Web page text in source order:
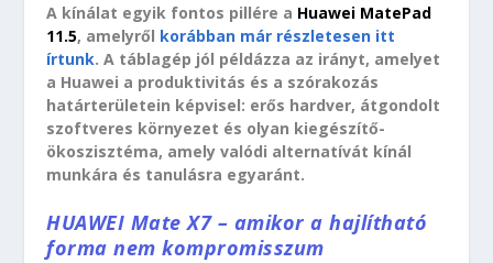
A kínálat egyik fontos pillére a Huawei MatePad
11.5, amelyről korábban már részletesen itt
írtunk. A táblagép jól példázza az irányt, amelyet
a Huawei a produktivitás és a szórakozás
határterületein képvisel: erős hardver, átgondolt
szoftveres környezet és olyan kiegészítő-
ökoszisztéma, amely valódi alternatívát kínál
munkára és tanulásra egyaránt.
HUAWEI Mate X7 – amikor a hajlítható
forma nem kompromisszum